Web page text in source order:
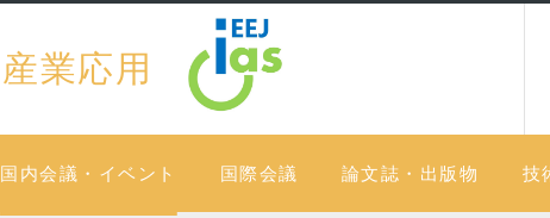
産業応用
国内会議・イベント 国際会議 論文誌・出版物 技